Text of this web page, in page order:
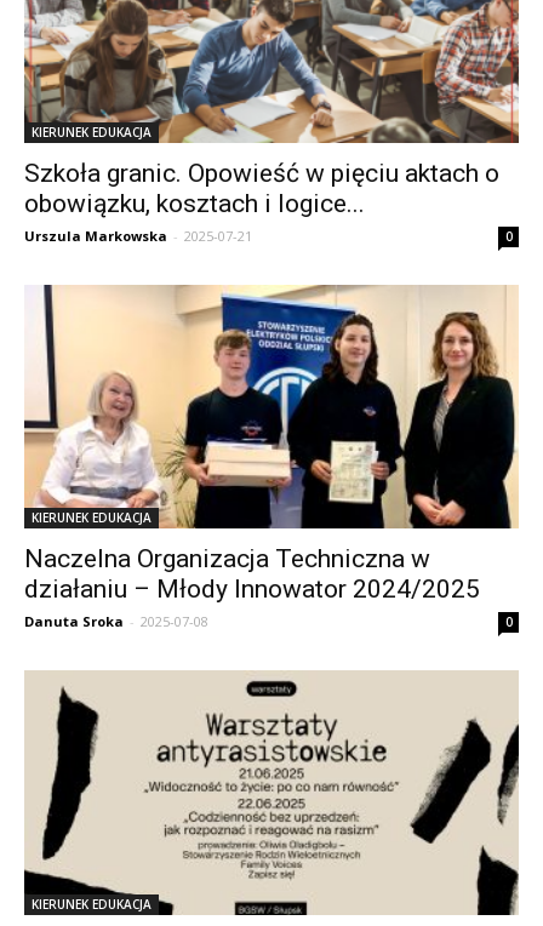
KIERUNEK EDUKACJA
Szkoła granic. Opowieść w pięciu aktach o
obowiązku, kosztach i logice...
Urszula Markowska - 2025-07-21 0
KIERUNEK EDUKACJA
Naczelna Organizacja Techniczna w
działaniu – Młody Innowator 2024/2025
Danuta Sroka - 2025-07-08 0
KIERUNEK EDUKACJA